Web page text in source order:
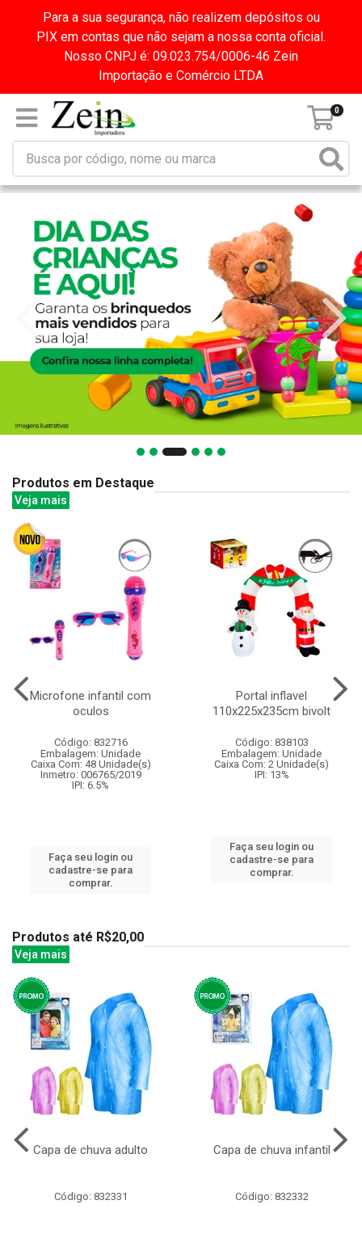
Para a sua segurança, não realizem depósitos ou
PIX em contas que não sejam a nossa conta oficial.
Nosso CNPJ é: 09.023.754/0006-46 Zein
Importação e Comércio LTDA
0
Produtos em Destaque
Veja mais
Microfone infantil com
oculos
Código: 832716
Embalagem: Unidade
Caixa Com: 48 Unidade(s)
Inmetro: 006765/2019
IPI: 6.5%
Faça seu login ou
cadastre-se para
comprar.
Portal inflavel
110x225x235cm bivolt
Código: 838103
Embalagem: Unidade
Caixa Com: 2 Unidade(s)
IPI: 13%
Faça seu login ou
cadastre-se para
comprar.
Produtos até R$20,00
Veja mais
Capa de chuva adulto
Código: 832331
Capa de chuva infantil
Código: 832332